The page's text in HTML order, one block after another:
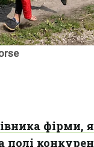
фірми,
полі